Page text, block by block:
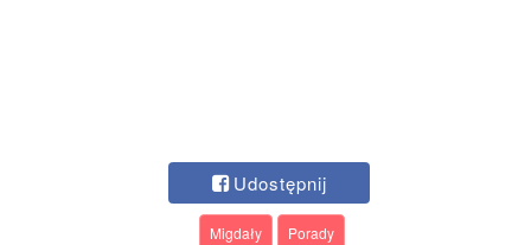
Udostępnij
Migdały Porady